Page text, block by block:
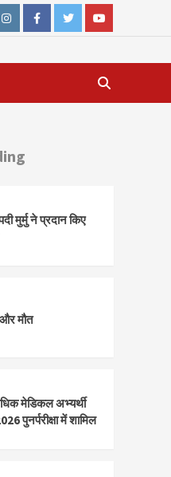
InstagramFacebookTwitterYoutube
मुर्मु ने प्रदान किए
मौत
मेडिकल अभ्यर्थी
पुनर्परीक्षा में शामिल